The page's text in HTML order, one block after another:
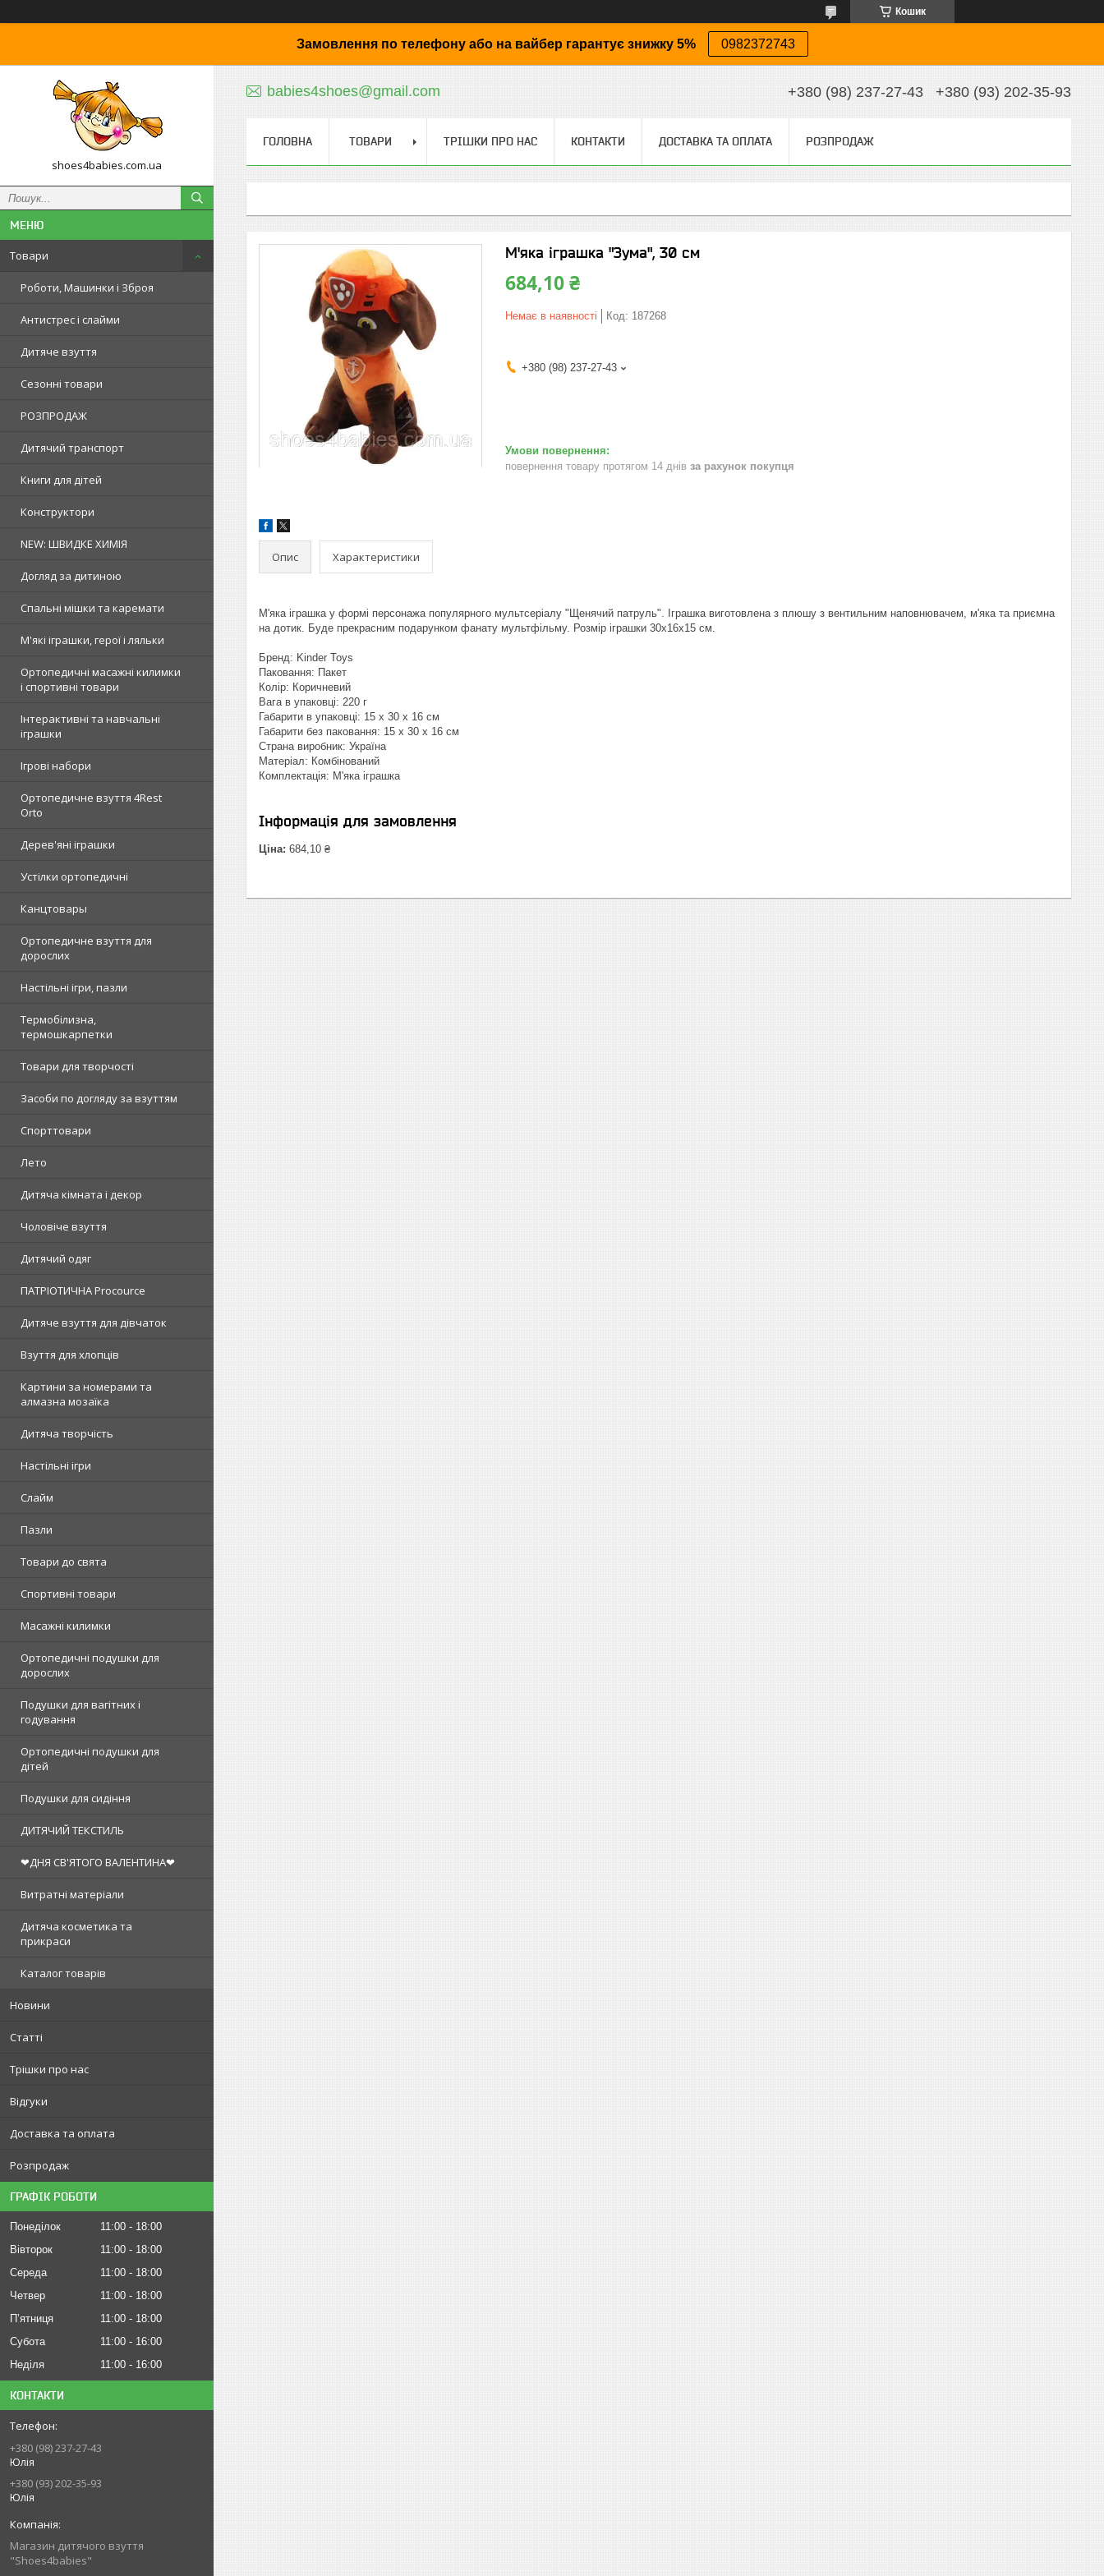
Кошик
Замовлення по телефону або на вайбер гарантує знижку 5% 0982372743
shoes4babies.com.ua
Товари
Роботи, Машинки і Зброя
Антистрес і слайми
Дитяче взуття
Сезонні товари
РОЗПРОДАЖ
Дитячий транспорт
Книги для дітей
Конструктори
NEW: ШВИДКЕ ХИМІЯ
Догляд за дитиною
Спальні мішки та каремати
М'які іграшки, герої і ляльки
Ортопедичні масажні килимки
і спортивні товари
Інтерактивні та навчальні
іграшки
Ігрові набори
Ортопедичне взуття 4Rest
Orto
Дерев'яні іграшки
Устілки ортопедичні
Канцтовары
Ортопедичне взуття для
дорослих
Настільні ігри, пазли
Термобілизна,
термошкарпетки
Товари для творчості
Засоби по догляду за взуттям
Спорттовари
Лето
Дитяча кімната і декор
Чоловіче взуття
Дитячий одяг
ПАТРІОТИЧНА Procource
Дитяче взуття для дівчаток
Взуття для хлопців
Картини за номерами та
алмазна мозаїка
Дитяча творчість
Настільні ігри
Слайм
Пазли
Товари до свята
Спортивні товари
Масажні килимки
Ортопедичні подушки для
дорослих
Подушки для вагітних і
годування
Ортопедичні подушки для
дітей
Подушки для сидіння
ДИТЯЧИЙ ТЕКСТИЛЬ
❤ДНЯ СВ'ЯТОГО ВАЛЕНТИНА❤
Витратні матеріали
Дитяча косметика та
прикраси
Каталог товарів
Новини
Статті
Трішки про нас
Відгуки
Доставка та оплата
Розпродаж
ГРАФІК РОБОТИ
Понеділок 11:00
18:00
Вівторок
11:00
18:00
Середа
11:00
18:00
Четвер
11:00
18:00
Пʼятниця
11:00
18:00
Субота
11:00
16:00
Неділя
11:00 16:00
КОНТАКТИ
+380 (98) 237-27-43
Юлія
+380 (93) 202-35-93
Юлія
Магазин дитячого взуття
"Shoes4babies"
babies4shoes@gmail.com +380 (98) 237-27-43 +380 (93) 202-35-93
ГОЛОВНА ТОВАРИ ТРІШКИ ПРО НАС КОНТАКТИ ДОСТАВКА ТА ОПЛАТА РОЗПРОДАЖ
М'яка іграшка "Зума", 30 см
684,10 ₴
Немає в наявності Код: 187268
+380 (98) 237-27-43
повернення товару протягом 14 днів за рахунок покупця
Опис Характеристики
М'яка іграшка у формі персонажа популярного мультсеріалу "Щенячий патруль". Іграшка виготовлена з плюшу з вентильним наповнювачем, м'яка та приємна
на дотик. Буде прекрасним подарунком фанату мультфільму. Розмір іграшки 30х16х15 см.
Бренд: Kinder Toys
Паковання: Пакет
Колір: Коричневий
Вага в упаковці: 220 г
Габарити в упаковці: 15 x 30 x 16 см
Габарити без паковання: 15 x 30 x 16 см
Страна виробник: Україна
Матеріал: Комбінований
Комплектація: М'яка іграшка
Інформація для замовлення
Ціна: 684,10 ₴